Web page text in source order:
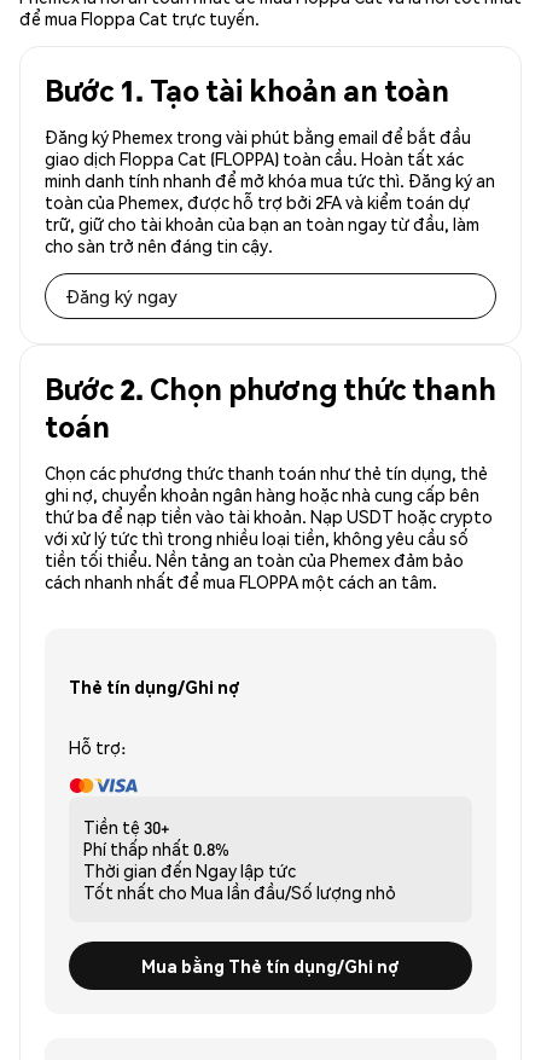
để mua Floppa Cat trực tuyến.
Bước 1. Tạo tài khoản an toàn
Đăng ký Phemex trong vài phút bằng email để bắt đầu
giao dịch Floppa Cat (FLOPPA) toàn cầu. Hoàn tất xác
minh danh tính nhanh để mở khóa mua tức thì. Đăng ký an
toàn của Phemex, được hỗ trợ bởi 2FA và kiểm toán dự
trữ, giữ cho tài khoản của bạn an toàn ngay từ đầu, làm
cho sàn trở nên đáng tin cậy.
Đăng ký ngay
Bước 2. Chọn phương thức thanh
toán
Chọn các phương thức thanh toán như thẻ tín dụng, thẻ
ghi nợ, chuyển khoản ngân hàng hoặc nhà cung cấp bên
thứ ba để nạp tiền vào tài khoản. Nạp USDT hoặc crypto
với xử lý tức thì trong nhiều loại tiền, không yêu cầu số
tiền tối thiểu. Nền tảng an toàn của Phemex đảm bảo
cách nhanh nhất để mua FLOPPA một cách an tâm.
Thẻ tín dụng/Ghi nợ
Hỗ trợ:
Tiền tệ 30+
Phí thấp nhất 0.8%
Thời gian đến Ngay lập tức
Tốt nhất cho Mua lần đầu/Số lượng nhỏ
Mua bằng Thẻ tín dụng/Ghi nợ